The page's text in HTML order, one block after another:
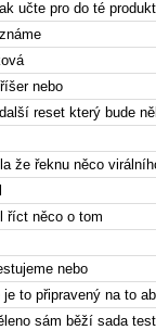
učte pro do té
nebo
reset který bude
že řeknu něco
říct něco o tom
nebo
to připravený na to
sám běží sada